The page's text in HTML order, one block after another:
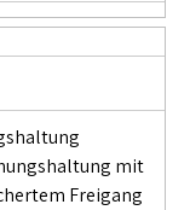
mit
Freigang